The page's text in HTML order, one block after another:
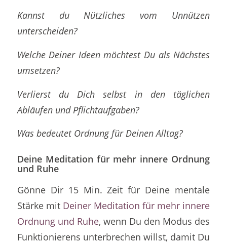
Kannst du Nützliches vom Unnützen
unterscheiden?
Welche Deiner Ideen möchtest Du als Nächstes
umsetzen?
Verlierst du Dich selbst in den täglichen
Abläufen und Pflichtaufgaben?
Was bedeutet Ordnung für Deinen Alltag?
Deine Meditation für mehr innere Ordnung
und Ruhe
Gönne Dir 15 Min. Zeit für Deine mentale
Stärke mit Deiner Meditation für mehr innere
Ordnung und Ruhe, wenn Du den Modus des
Funktionierens unterbrechen willst, damit Du